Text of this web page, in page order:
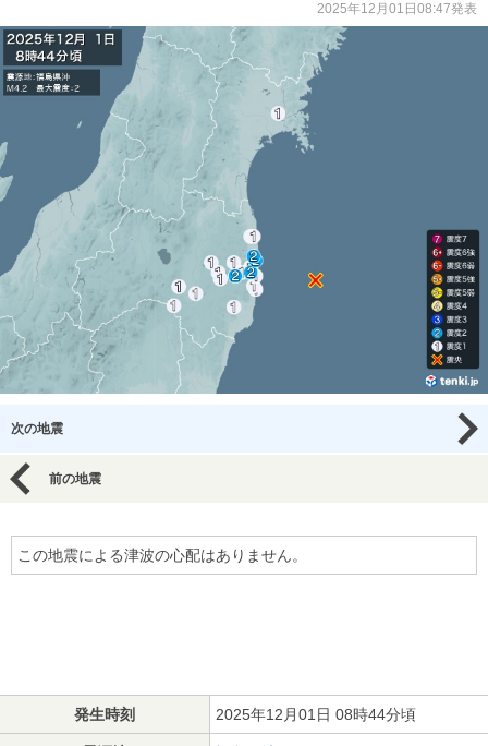
2025年12月01日08:47発表
次の地震
前の地震
この地震による津波の心配はありません。
発生時刻 2025年12月01日 08時44分頃